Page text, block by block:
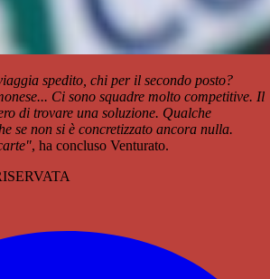
spedito, chi per il secondo posto?
Ci sono squadre molto competitive. Il
di trovare una soluzione. Qualche
se non si è concretizzato ancora nulla.
, ha concluso Venturato.